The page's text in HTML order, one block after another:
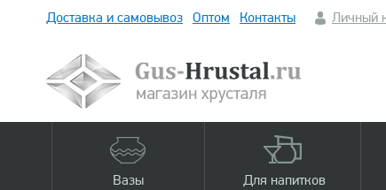
Доставка и самовывоз Оптом Контакты Личный
Вазы Для напитков